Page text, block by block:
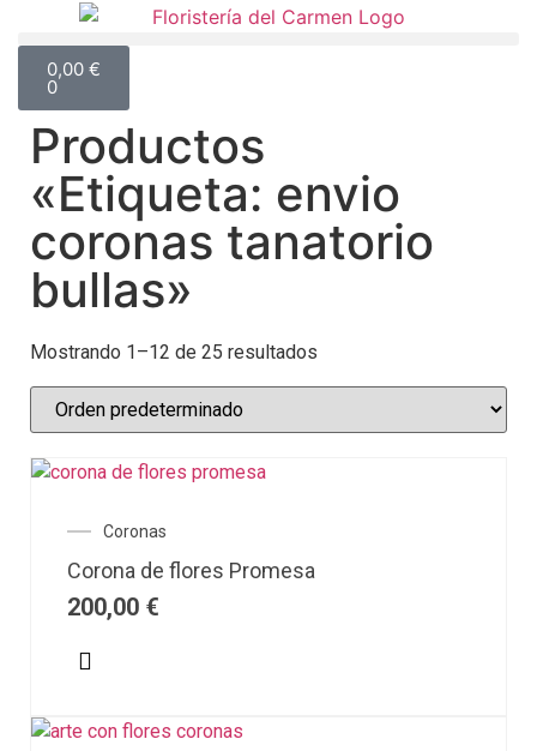
0,00 €
0
Productos
«Etiqueta: envio
coronas tanatorio
bullas»
Mostrando 1–12 de 25 resultados
Coronas
Corona de flores Promesa
200,00 €